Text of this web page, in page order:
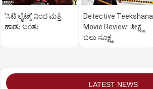
ʼಸಿಟಿ ಲೈಟ್ಸ್‌ʼ ನಿಂದ ಮತ್ತೆ
ಹಾಡು ಬಂತು
Detective Teekshana
Movie Review: ತೀಕ್ಷ್ಣ
ಬಲು ಸೂಕ್ಷ್ಮ
LATEST NEWS